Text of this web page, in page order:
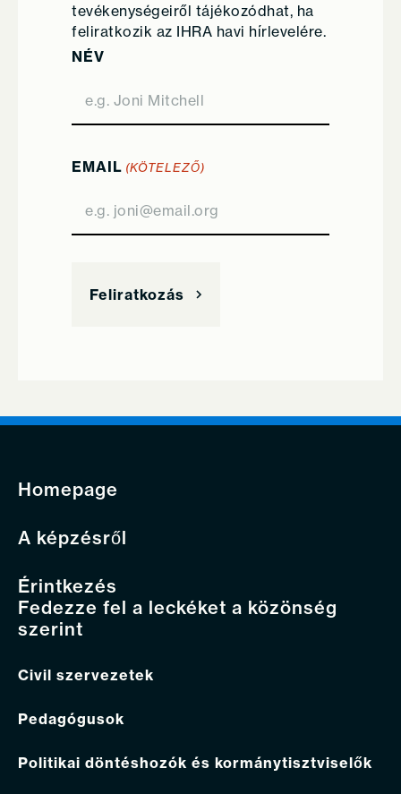
tevékenységeiről tájékozódhat, ha
feliratkozik az IHRA havi hírlevelére.
NÉV
EMAIL (KÖTELEZŐ)
Homepage
A képzésről
Érintkezés
Fedezze fel a leckéket a közönség
szerint
Civil szervezetek
Pedagógusok
Politikai döntéshozók és kormánytisztviselők